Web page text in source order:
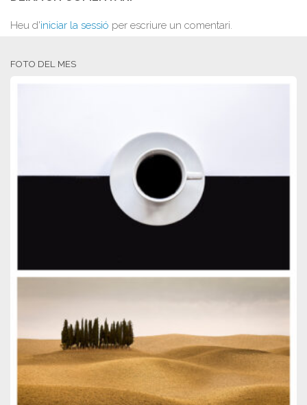
Heu d'iniciar la sessió per escriure un comentari.
FOTO DEL MES